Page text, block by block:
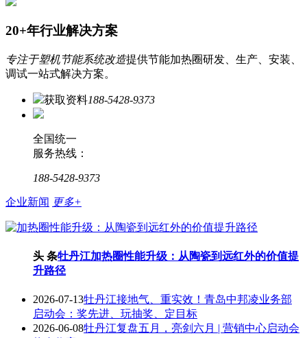
20+年行业解决方案
专注于塑机节能系统改造提供节能加热圈研发、生产、安装、
调试一站式解决方案。
获取资料188-5428-9373
全国统一
服务热线：
188-5428-9373
企业新闻 更多+
头 条牡丹江加热圈性能升级：从陶瓷到远红外的价值提
升路径
2026-07-13牡丹江接地气、重实效！青岛中邦凌业务部
启动会：奖先进、玩抽奖、定目标
2026-06-08牡丹江复盘五月，亮剑六月 | 营销中心启动会